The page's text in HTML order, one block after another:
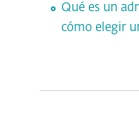
Qué es un
cómo elegir